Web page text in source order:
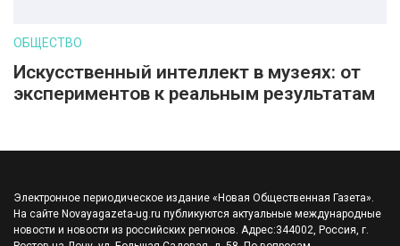
ОБЩЕСТВО
Искусственный интеллект в музеях: от
экспериментов к реальным результатам
Электронное периодическое издание «Новая Общественная Газета».
На сайте Novayagazeta-ug.ru публикуются актуальные международные
новости и новости из российских регионов. Адрес:344002, Россия, г.